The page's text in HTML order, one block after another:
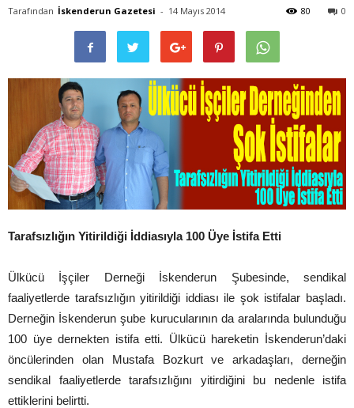
Tarafından İskenderun Gazetesi - 14 Mayıs 2014 0
80
Tarafsızlığın Yitirildiği İddiasıyla 100 Üye İstifa Etti
Ülkücü İşçiler Derneği İskenderun Şubesinde, sendikal
faaliyetlerde tarafsızlığın yitirildiği iddiası ile şok istifalar başladı.
Derneğin İskenderun şube kurucularının da aralarında bulunduğu
100 üye dernekten istifa etti. Ülkücü hareketin İskenderun’daki
öncülerinden olan Mustafa Bozkurt ve arkadaşları, derneğin
sendikal faaliyetlerde tarafsızlığını yitirdiğini bu nedenle istifa
ettiklerini belirtti.